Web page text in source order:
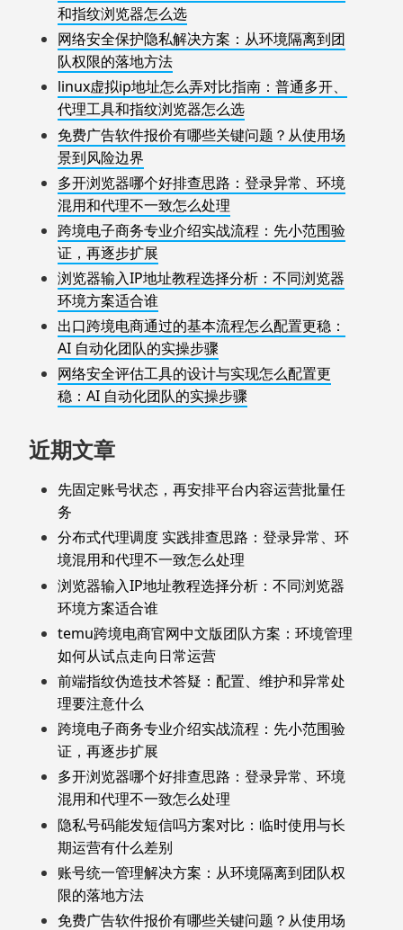
和指纹浏览器怎么选
网络安全保护隐私解决方案：从环境隔离到团
队权限的落地方法
linux虚拟ip地址怎么弄对比指南：普通多开、
代理工具和指纹浏览器怎么选
免费广告软件报价有哪些关键问题？从使用场
景到风险边界
多开浏览器哪个好排查思路：登录异常、环境
混用和代理不一致怎么处理
跨境电子商务专业介绍实战流程：先小范围验
证，再逐步扩展
浏览器输入IP地址教程选择分析：不同浏览器
环境方案适合谁
出口跨境电商通过的基本流程怎么配置更稳：
AI 自动化团队的实操步骤
网络安全评估工具的设计与实现怎么配置更
稳：AI 自动化团队的实操步骤
近期文章
先固定账号状态，再安排平台内容运营批量任
务
分布式代理调度 实践排查思路：登录异常、环
境混用和代理不一致怎么处理
浏览器输入IP地址教程选择分析：不同浏览器
环境方案适合谁
temu跨境电商官网中文版团队方案：环境管理
如何从试点走向日常运营
前端指纹伪造技术答疑：配置、维护和异常处
理要注意什么
跨境电子商务专业介绍实战流程：先小范围验
证，再逐步扩展
多开浏览器哪个好排查思路：登录异常、环境
混用和代理不一致怎么处理
隐私号码能发短信吗方案对比：临时使用与长
期运营有什么差别
账号统一管理解决方案：从环境隔离到团队权
限的落地方法
免费广告软件报价有哪些关键问题？从使用场